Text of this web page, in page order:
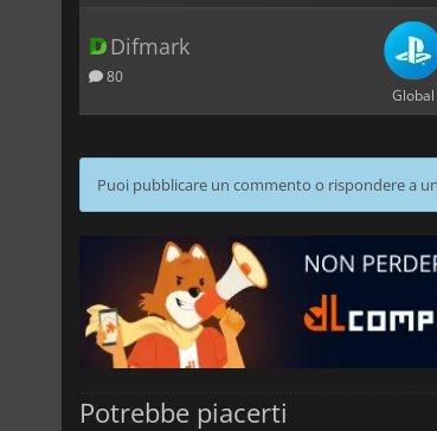
Difmark
80
Global
Puoi pubblicare un commento o rispondere a
Potrebbe piacerti